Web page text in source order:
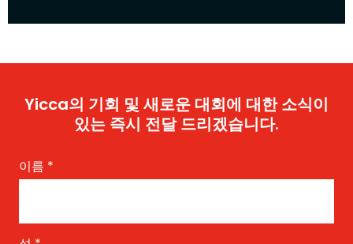
Yicca의 기회 및 새로운 대회에 대한 소식이
있는 즉시 전달 드리겠습니다.
이름 *